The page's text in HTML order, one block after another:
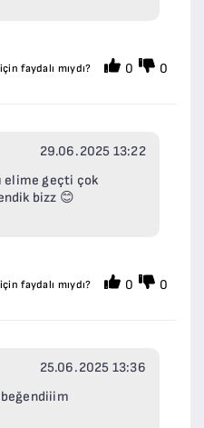
faydalı mıydı? 0 0
29.06.2025 13:22
elime geçti çok
bizz 😊
faydalı mıydı? 0 0
25.06.2025 13:36